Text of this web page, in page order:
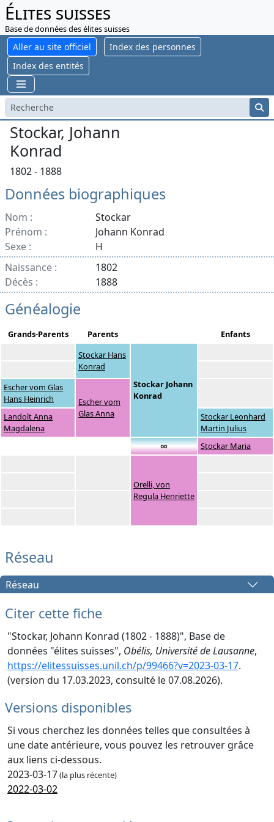
Élites suisses
Base de données des élites suisses
Aller au site officiel
Index des personnes
Index des entités
Stockar, Johann
Konrad
1802 - 1888
Données biographiques
Nom :
Stockar
Prénom :
Johann Konrad
Sexe :
H
Naissance :
1802
Décès :
1888
Généalogie
Grands-Parents Parents
Enfants
Stockar Hans
Konrad
Stockar Johann
Konrad
Escher vom Glas
Hans Heinrich
Escher vom
Glas Anna
Landolt Anna
Magdalena
Stockar Leonhard
Martin Julius
∞
Stockar Maria
Orelli, von
Regula Henriette
Réseau
Réseau
Citer cette fiche
"Stockar, Johann Konrad (1802 - 1888)", Base de
données "élites suisses", Obélis, Université de Lausanne,
https://elitessuisses.unil.ch/p/99466?v=2023-03-17.
(version du 17.03.2023, consulté le 07.08.2026).
Versions disponibles
Si vous cherchez les données telles que consultées à
une date antérieure, vous pouvez les retrouver grâce
aux liens ci-dessous.
2023-03-17(la plus récente)
2022-03-02